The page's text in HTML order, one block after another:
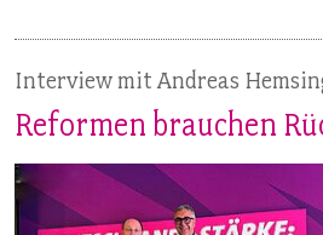
Interview mit Andreas
Reformen brauchen